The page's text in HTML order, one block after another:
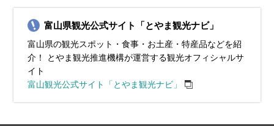
ニズワイガニ（旬）、庄川ゆず（旬）
（旬）
町）、雪の大谷ウォーク（立山町）、シロエビ（旬）、ホタルイ
カ（旬）
エビ（旬）
砺市）、滑川のネブタ流し（滑川市）、シロエビ（旬）
富山県観光公式サイト「とやま観光ナビ」
富山県の観光スポット・食事・お土産・特産品などを紹
介！ とやま観光推進機構が運営する観光オフィシャルサ
イト
富山観光公式サイト「とやま観光ナビ」